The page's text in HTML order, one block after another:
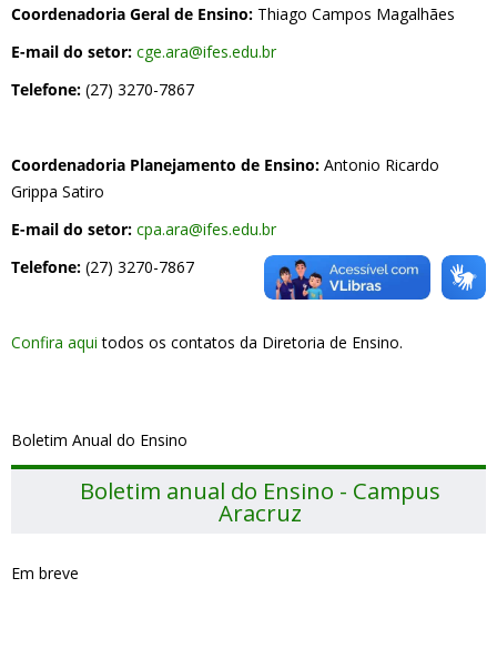
Coordenadoria Geral de Ensino: Thiago Campos Magalhães
E-mail do setor: cge.ara@ifes.edu.br
Telefone: (27) 3270-7867
Coordenadoria Planejamento de Ensino: Antonio Ricardo
Grippa Satiro
E-mail do setor: cpa.ara@ifes.edu.br
Telefone: (27) 3270-7867
Confira aqui todos os contatos da Diretoria de Ensino.
Boletim Anual do Ensino
Boletim anual do Ensino - Campus
Aracruz
Em breve